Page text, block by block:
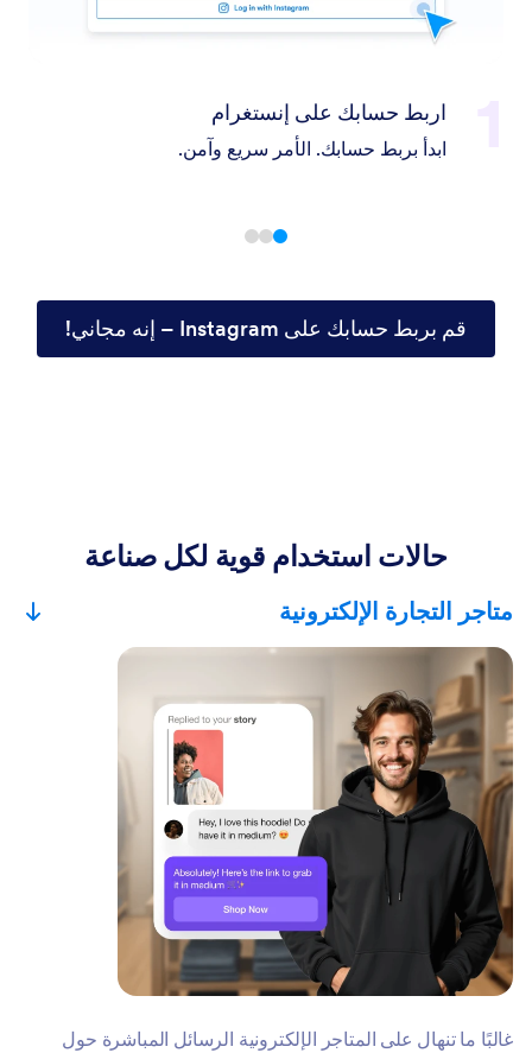
سريع وآمن.
قم بربط حسابك على Instagram – إنه مجاني!
حالات استخدام قوية لكل صناعة
متاجر التجارة الإلكترونية
غالبًا ما تنهال على المتاجر الإلكترونية الرسائل المباشرة حول